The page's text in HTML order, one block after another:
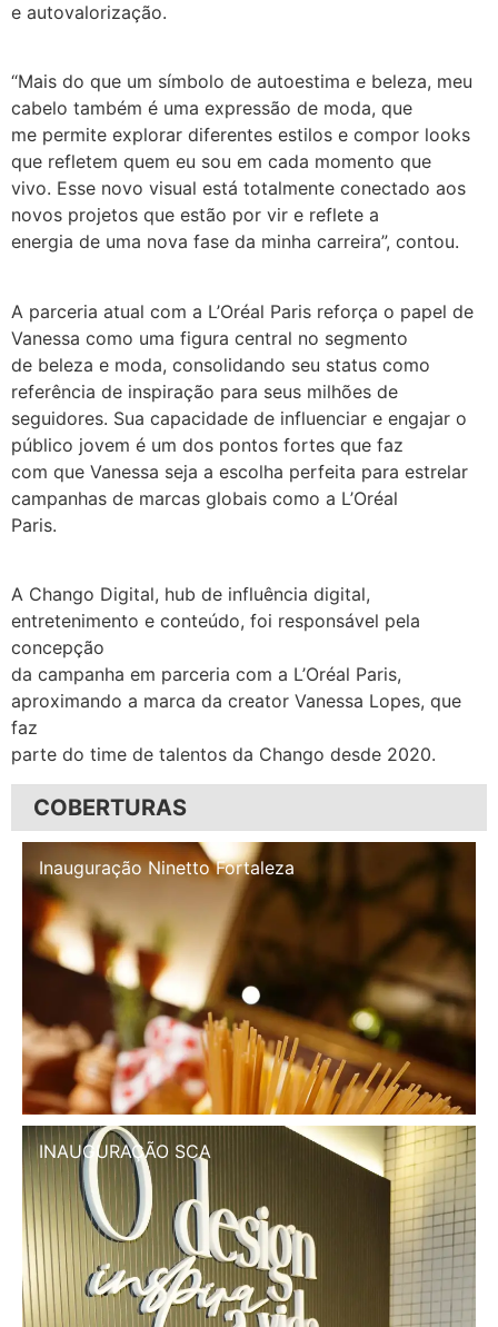
e autovalorização.
“Mais do que um símbolo de autoestima e beleza, meu
cabelo também é uma expressão de moda, que
me permite explorar diferentes estilos e compor looks
que refletem quem eu sou em cada momento que
vivo. Esse novo visual está totalmente conectado aos
novos projetos que estão por vir e reflete a
energia de uma nova fase da minha carreira”, contou.
A parceria atual com a L’Oréal Paris reforça o papel de
Vanessa como uma figura central no segmento
de beleza e moda, consolidando seu status como
referência de inspiração para seus milhões de
seguidores. Sua capacidade de influenciar e engajar o
público jovem é um dos pontos fortes que faz
com que Vanessa seja a escolha perfeita para estrelar
campanhas de marcas globais como a L’Oréal
Paris.
A Chango Digital, hub de influência digital,
entretenimento e conteúdo, foi responsável pela
concepção
da campanha em parceria com a L’Oréal Paris,
aproximando a marca da creator Vanessa Lopes, que
faz
parte do time de talentos da Chango desde 2020.
COBERTURAS
Inauguração Illa Café
INAUGURAÇÃO SCA